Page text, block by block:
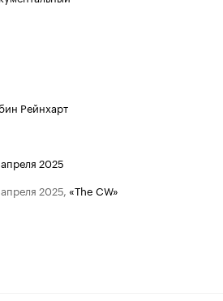
Рейнхарт
2025
2025, «The CW»